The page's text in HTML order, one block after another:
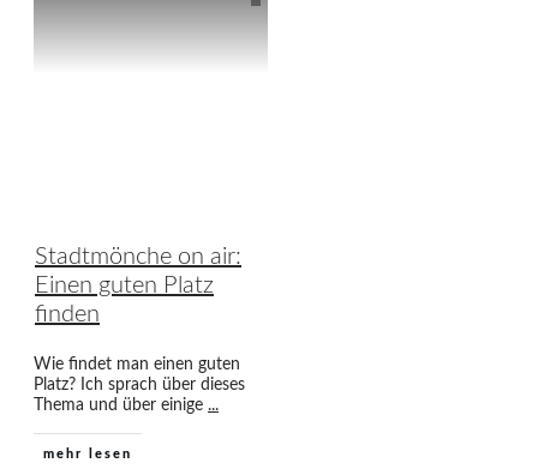
Stadtmönche on air:
Einen guten Platz
finden
Wie findet man einen guten
Platz? Ich sprach über dieses
Thema und über einige ...
mehr lesen